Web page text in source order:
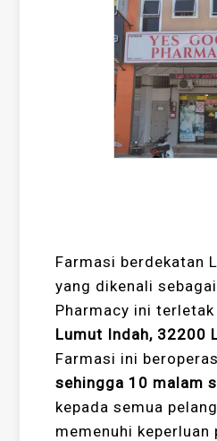
Farmasi berdekatan
yang dikenali
Pharmacy ini terletak
Lumut Indah, 32200
Farmasi ini
sehingga 10 malam
kepada semua
memenuhi keperluan